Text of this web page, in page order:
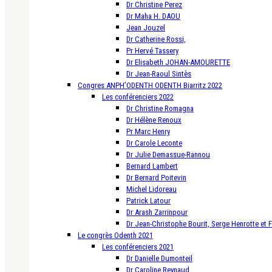
Dr Christine Perez
Dr Maha H. DAOU
Jean Jouzel
Dr Catherine Rossi,
Pr Hervé Tassery
Dr Elisabeth JOHAN-AMOURETTE
Dr Jean-Raoul Sintès
Congres ANPH’ODENTH ODENTH Biarritz 2022
Les conférenciers 2022
Dr Christine Romagna
Dr Hélène Renoux
Pr Marc Henry
Dr Carole Leconte
Dr Julie Demassue-Rannou
Bernard Lambert
Dr Bernard Poitevin
Michel Lidoreau
Patrick Latour
Dr Arash Zarrinpour
Dr Jean-Christophe Bourit, Serge Henrotte et
Le congrès Odenth 2021
Les conférenciers 2021
Dr Danielle Dumonteil
Dr Caroline Reynaud